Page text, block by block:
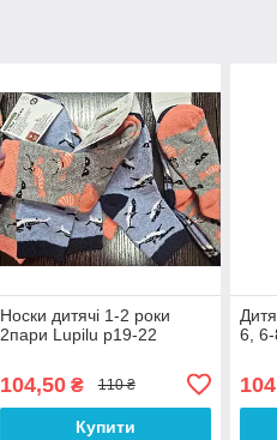
Носки дитячі 1-2 роки
2пари Lupilu р19-22
104,50₴ 110 ₴
Купити
6, 6-